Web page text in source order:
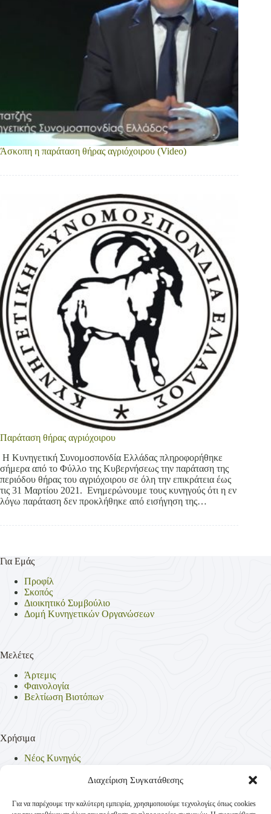
Διαχείριση Συγκατάθεσης
Για να παρέχουμε την καλύτερη εμπειρία, χρησιμοποιούμε τεχνολογίες όπως cookies
Άσκοπη η παράταση θήρας αγριόχοιρου (Video)
Παράταση θήρας αγριόχοιρου
Η Κυνηγετική Συνομοσπονδία Ελλάδας πληροφορήθηκε
σήμερα από το Φύλλο της Κυβερνήσεως την παράταση της
περιόδου θήρας του αγριόχοιρου σε όλη την επικράτεια έως
τις 31 Μαρτίου 2021. Ενημερώνουμε τους κυνηγούς ότι η εν
λόγω παράταση δεν προκλήθηκε από εισήγηση της…
Για Εμάς
Προφίλ
Σκοπός
Διοικητικό Συμβούλιο
Δομή Κυνηγετικών Οργανώσεων
Μελέτες
Άρτεμις
Φαινολογία
Βελτίωση Βιοτόπων
Χρήσιμα
Νέος Κυνηγός
Νομοθεσία